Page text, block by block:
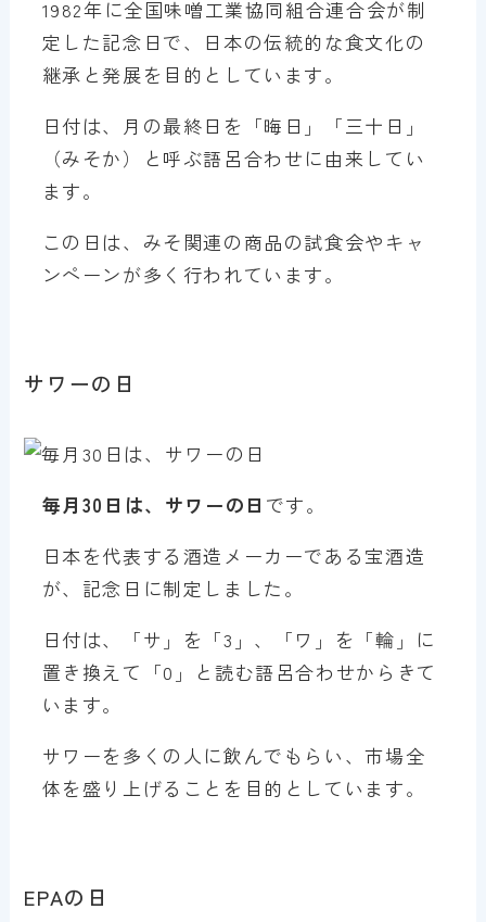
1982年に全国味噌工業協同組合連合会が制
定した記念日で、日本の伝統的な食文化の
継承と発展を目的としています。
日付は、月の最終日を「晦日」「三十日」
（みそか）と呼ぶ語呂合わせに由来してい
ます。
この日は、みそ関連の商品の試食会やキャ
ンペーンが多く行われています。
サワーの日
毎月30日は、サワーの日 です。
日本を代表する酒造メーカーである宝酒造
が、記念日に制定しました。
日付は、「サ」を「3」、「ワ」を「輪」に
置き換えて「0」と読む語呂合わせからきて
います。
サワーを多くの人に飲んでもらい、市場全
体を盛り上げることを目的としています。
EPAの日